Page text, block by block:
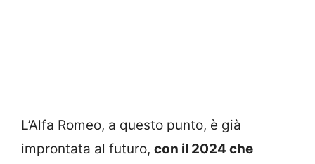
L’Alfa Romeo, a questo punto, è già
improntata al futuro, con il 2024 che